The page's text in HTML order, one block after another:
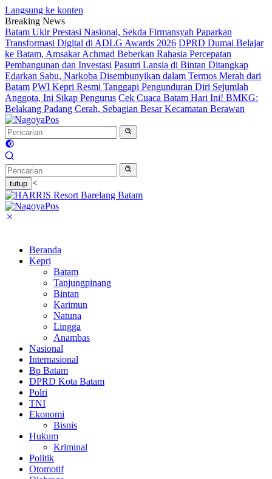
Langsung ke konten
Breaking News
Batam Ukir Prestasi Nasional, Sekda Firmansyah Paparkan
Transformasi Digital di ADLG Awards 2026 DPRD Dumai Belajar
ke Batam, Amsakar Achmad Beberkan Rahasia Percepatan
Pembangunan dan Investasi Pasutri Lansia di Bintan Ditangkap
Edarkan Sabu, Narkoba Disembunyikan dalam Termos Merah dari
Batam PWI Kepri Resmi Tanggapi Pengunduran Diri Sejumlah
Anggota, Ini Sikap Pengurus Cek Cuaca Batam Hari Ini! BMKG:
Belakang Padang Cerah, Sebagian Besar Kecamatan Berawan
tutup <
Beranda
Kepri
Batam
Tanjungpinang
Bintan
Karimun
Natuna
Lingga
Anambas
Nasional
Internasional
Bp Batam
DPRD Kota Batam
Polri
TNI
Ekonomi
Bisnis
Hukum
Kriminal
Politik
Otomotif